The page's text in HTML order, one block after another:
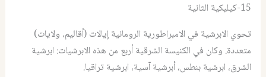
15-كيليكية الثانية
تحوي الابرشية في الامبراطورية الرومانية إيالات (أقاليم، ولايات)
متعددة. وكان في الكنيسة الشرقية أربع من هذه الابرشيات: ابرشية
الشرق، ابرشية بنطس، أبرشية آسية، ابرشية تراقيا.